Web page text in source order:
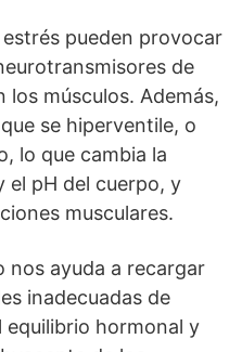
pueden provocar
de
los músculos. Además,
se hiperventile, o
lo que cambia la
el pH del cuerpo, y
musculares.
nos ayuda a recargar
inadecuadas de
equilibrio hormonal y